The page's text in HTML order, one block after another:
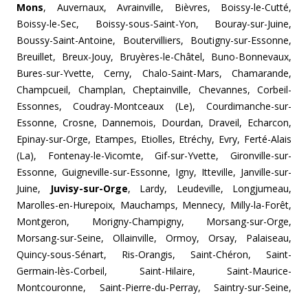
Mons, Auvernaux, Avrainville, Bièvres, Boissy-le-Cutté,
Boissy-le-Sec, Boissy-sous-Saint-Yon, Bouray-sur-Juine,
Boussy-Saint-Antoine, Boutervilliers, Boutigny-sur-Essonne,
Breuillet, Breux-Jouy, Bruyères-le-Châtel, Buno-Bonnevaux,
Bures-sur-Yvette, Cerny, Chalo-Saint-Mars, Chamarande,
Champcueil, Champlan, Cheptainville, Chevannes, Corbeil-
Essonnes, Coudray-Montceaux (Le), Courdimanche-sur-
Essonne, Crosne, Dannemois, Dourdan, Draveil, Echarcon,
Epinay-sur-Orge, Etampes, Etiolles, Etréchy, Evry, Ferté-Alais
(La), Fontenay-le-Vicomte, Gif-sur-Yvette, Gironville-sur-
Essonne, Guigneville-sur-Essonne, Igny, Itteville, Janville-sur-
Juine,
Juvisy-sur-Orge, Lardy, Leudeville, Longjumeau,
Marolles-en-Hurepoix, Mauchamps, Mennecy, Milly-la-Forêt,
Montgeron, Morigny-Champigny, Morsang-sur-Orge,
Morsang-sur-Seine, Ollainville, Ormoy, Orsay, Palaiseau,
Quincy-sous-Sénart, Ris-Orangis, Saint-Chéron, Saint-
Germain-lès-Corbeil, Saint-Hilaire, Saint-Maurice-
Montcouronne, Saint-Pierre-du-Perray, Saintry-sur-Seine,